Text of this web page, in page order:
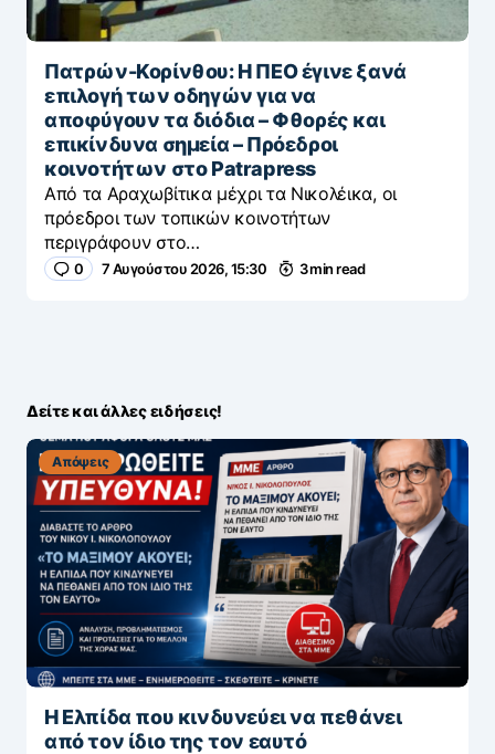
Πατρών-Κορίνθου: Η ΠΕΟ έγινε ξανά
επιλογή των οδηγών για να
αποφύγουν τα διόδια – Φθορές και
επικίνδυνα σημεία – Πρόεδροι
κοινοτήτων στο Patrapress
Από τα Αραχωβίτικα μέχρι τα Νικολέικα, οι
πρόεδροι των τοπικών κοινοτήτων
περιγράφουν στο…
0 7 Αυγούστου 2026, 15:30 3 min read
Δείτε και άλλες ειδήσεις!
Απόψεις
Η Ελπίδα που κινδυνεύει να πεθάνει
από τον ίδιο της τον εαυτό